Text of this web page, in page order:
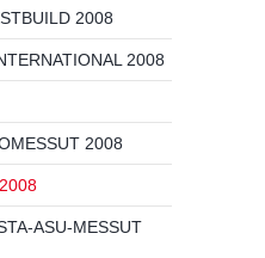
2008
2008
2008
ASU-MESSUT